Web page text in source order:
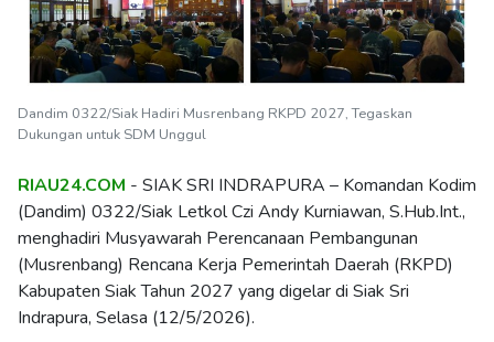
Dandim 0322/Siak Hadiri Musrenbang RKPD 2027, Tegaskan
Dukungan untuk SDM Unggul
RIAU24.COM - SIAK SRI INDRAPURA – Komandan Kodim
(Dandim) 0322/Siak Letkol Czi Andy Kurniawan, S.Hub.Int.,
menghadiri Musyawarah Perencanaan Pembangunan
(Musrenbang) Rencana Kerja Pemerintah Daerah (RKPD)
Kabupaten Siak Tahun 2027 yang digelar di Siak Sri
Indrapura, Selasa (12/5/2026).